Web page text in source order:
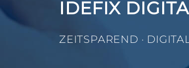
IDEFIX
ZEITSPAREND ·